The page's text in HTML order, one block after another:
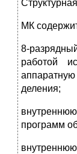
МК
8-
работой
деления;
программ